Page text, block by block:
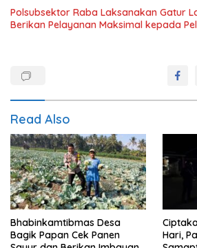
Polsubsektor Raba Laksanakan Gatur
Berikan Pelayanan Maksimal kepada
Read Also
Bhabinkamtibmas Desa
Bagik Papan Cek Panen
Hari,